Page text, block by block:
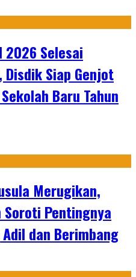
2026 Selesai
Disdik Siap Genjot
Baru Tahun
Merugikan,
Soroti Pentingnya
dan Berimbang